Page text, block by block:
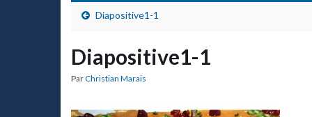
Diapositive1-1
Diapositive1-1
ParChristian Marais